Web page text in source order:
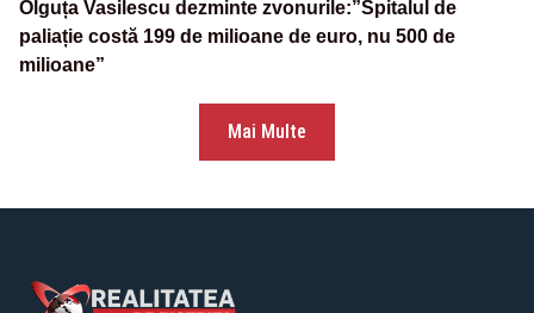
Olguța Vasilescu dezminte zvonurile:”Spitalul de
paliație costă 199 de milioane de euro, nu 500 de
milioane”
Mai Multe